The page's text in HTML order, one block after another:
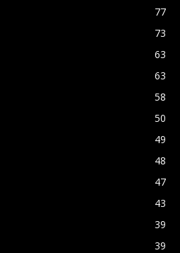
77
73
63
63
58
50
49
48
47
43
39
39